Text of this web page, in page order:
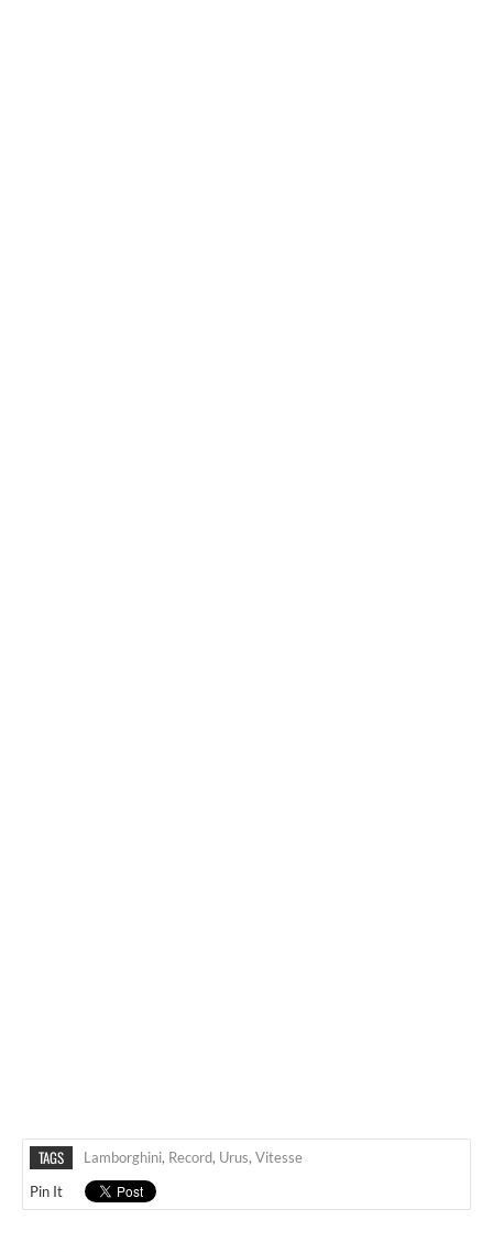
TAGS Lamborghini, Record, Urus, Vitesse
Pin It